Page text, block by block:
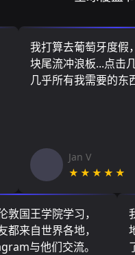
我打算去葡萄牙度假
块尾流冲浪板...点击
几乎所有我需要的东
Jan V
★★★★★
敦国王学院学习，
都来自世界各地，
与他们交流。